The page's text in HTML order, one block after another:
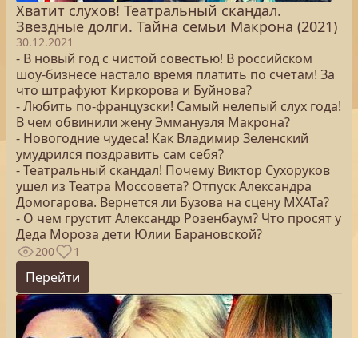
Хватит слухов! Театральный скандал.
Звездные долги. Тайна семьи Макрона (2021)
30.12.2021
- В новый год с чистой совестью! В российском
шоу-бизнесе настало время платить по счетам! За
что штрафуют Киркорова и Буйнова?
- Любить по-французски! Самый нелепый слух года!
В чем обвинили жену Эммануэля Макрона?
- Новогодние чудеса! Как Владимир Зеленский
умудрился поздравить сам себя?
- Театральный скандал! Почему Виктор Сухоруков
ушел из Театра Моссовета? Отпуск Александра
Домогарова. Вернется ли Бузова на сцену МХАТа?
- О чем грустит Александр Розенбаум? Что просят у
Деда Мороза дети Юлии Барановской?
200 1
Перейти